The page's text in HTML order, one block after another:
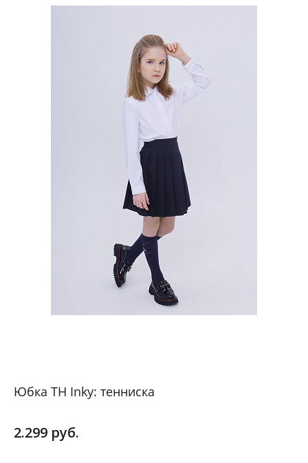
Юбка ТН Inky: тенниска
2.299 руб.